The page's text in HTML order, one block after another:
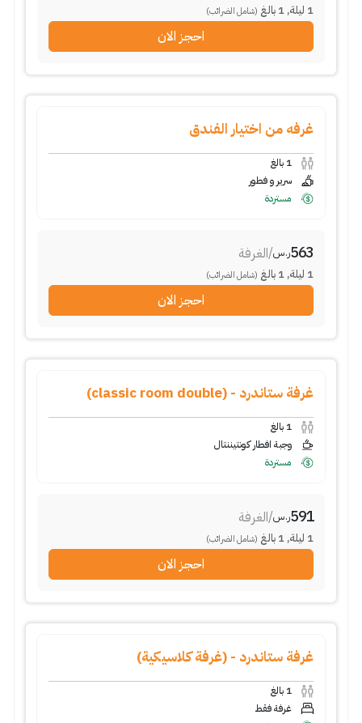
1 ليلة,
1 بالغ (شامل الضرائب)
احجز الان
غرفه من اختيار الفندق
1 بالغ
سرير و فطور
مستردة
563ر.س/الغرفة
1 ليلة,
1 بالغ (شامل الضرائب)
احجز الان
غرفة ستاندرد - (classic room double)
1 بالغ
وجبة افطار كونتيننتال
مستردة
591ر.س/الغرفة
1 ليلة,
1 بالغ (شامل الضرائب)
احجز الان
غرفة ستاندرد - (غرفة كلاسيكية)
1 بالغ
غرفة فقط